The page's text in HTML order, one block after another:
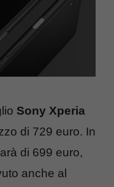
Sony Xperia
di 729 euro. In
di 699 euro,
anche al